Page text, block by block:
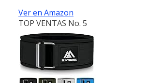
Ver en Amazon
TOP VENTAS No. 5